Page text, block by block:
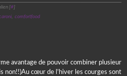
[#]
, comfortfood
avantage de pouvoir combiner plusieur
non!!)Au cœur de l’hiver les courges sont